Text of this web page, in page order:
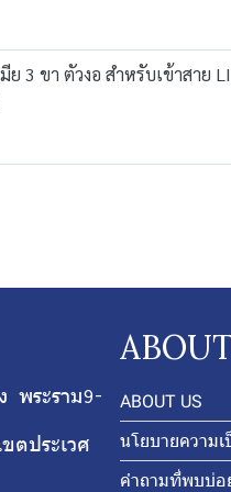
3 ขา ตัวงอ สำหรับเข้าสาย
พระราม9-
ตประเวศ
ABOUT US
นโยบายความ
คำถามที่พบบ่อ